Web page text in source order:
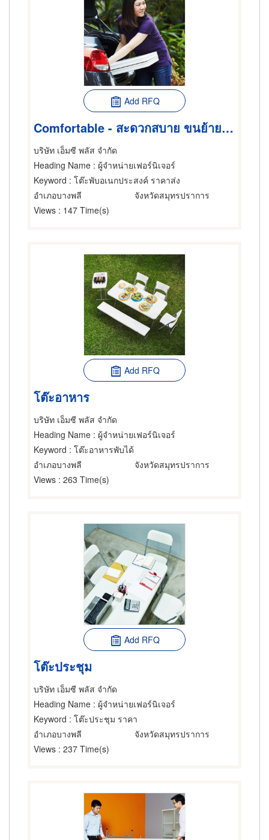
Add RFQ
Comfortable - สะดวกสบาย ขนย้ายง่าย
บริษัท เอ็มซี พลัส จำกัด
Heading Name : ผู้จำหน่ายเฟอร์นิเจอร์
Keyword : โต๊ะพับอเนกประสงค์ ราคาส่ง
อำเภอบางพลี
จังหวัดสมุทรปราการ
Views : 147 Time(s)
Add RFQ
โต๊ะอาหาร
บริษัท เอ็มซี พลัส จำกัด
Heading Name : ผู้จำหน่ายเฟอร์นิเจอร์
Keyword : โต๊ะอาหารพับได้
อำเภอบางพลี
จังหวัดสมุทรปราการ
Views : 263 Time(s)
Add RFQ
โต๊ะประชุม
บริษัท เอ็มซี พลัส จำกัด
Heading Name : ผู้จำหน่ายเฟอร์นิเจอร์
Keyword : โต๊ะประชุม ราคา
อำเภอบางพลี
จังหวัดสมุทรปราการ
Views : 237 Time(s)